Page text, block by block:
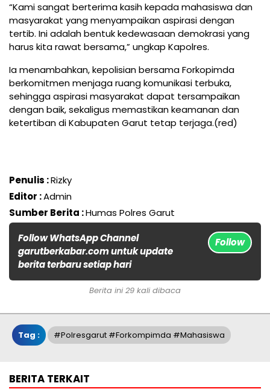
“Kami sangat berterima kasih kepada mahasiswa dan
masyarakat yang menyampaikan aspirasi dengan
tertib. Ini adalah bentuk kedewasaan demokrasi yang
harus kita rawat bersama,” ungkap Kapolres.
Ia menambahkan, kepolisian bersama Forkopimda
berkomitmen menjaga ruang komunikasi terbuka,
sehingga aspirasi masyarakat dapat tersampaikan
dengan baik, sekaligus memastikan keamanan dan
ketertiban di Kabupaten Garut tetap terjaga.(red)
Penulis :Rizky
Editor :Admin
Sumber Berita :Humas Polres Garut
Follow WhatsApp Channel
garutberkabar.com untuk update
berita terbaru setiap hari
Follow
Berita ini 29 kali dibaca
Tag : #Polresgarut #Forkompimda #Mahasiswa
BERITA TERKAIT